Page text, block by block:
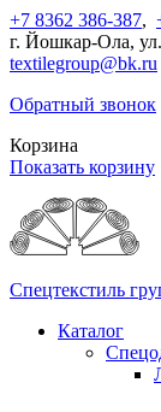
+7 8362 386-387,
г. Йошкар-Ола,
textilegroup@bk.ru
Обратный звонок
Корзина
Показать корзину
Спецтекстиль
Каталог